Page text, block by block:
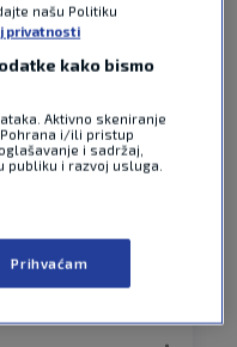
Pošalji odgovor
našu Politiku
privatnosti
kako bismo
Aktivno skeniranje
i/ili pristup
i sadržaj,
publiku i razvoj usluga.
Prihvaćam